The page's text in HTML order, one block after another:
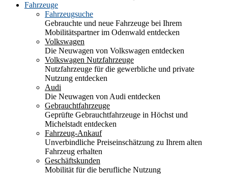
Fahrzeuge
Fahrzeugsuche
Gebrauchte und neue Fahrzeuge bei Ihrem
Mobilitätspartner im Odenwald entdecken
Volkswagen
Die Neuwagen von Volkswagen entdecken
Volkswagen Nutzfahrzeuge
Nutzfahrzeuge für die gewerbliche und private
Nutzung entdecken
Audi
Die Neuwagen von Audi entdecken
Gebrauchtfahrzeuge
Geprüfte Gebrauchtfahrzeuge in Höchst und
Michelstadt entdecken
Fahrzeug-Ankauf
Unverbindliche Preiseinschätzung zu Ihrem alten
Fahrzeug erhalten
Geschäftskunden
Mobilität für die berufliche Nutzung